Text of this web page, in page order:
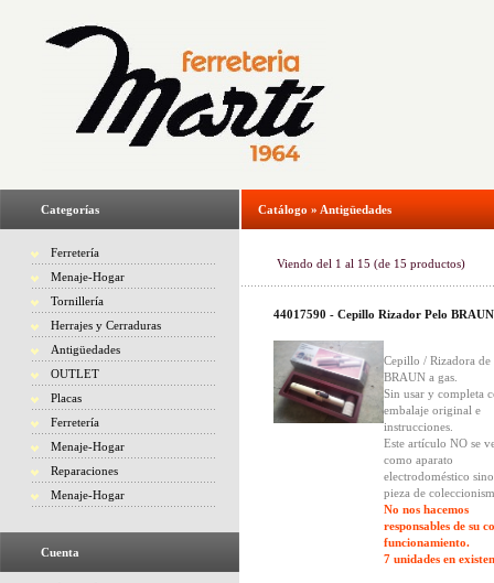
Categorías
Ferretería
Menaje-Hogar
Tornillería
Herrajes y Cerraduras
Antigüedades
OUTLET
Placas
Ferretería
Menaje-Hogar
Reparaciones
Menaje-Hogar
Cuenta
Catálogo » Antigüedades
Viendo del 1 al 15 (de 15 productos)
44017590 - Cepillo Rizador Pelo BRAUN
Cepillo / Rizadora de
BRAUN a gas.
Sin usar y completa
embalaje original e
instrucciones.
Este artículo NO se
como aparato
electrodoméstico
pieza de
No nos hacemos
responsables de su
funcionamiento.
7 unidades en